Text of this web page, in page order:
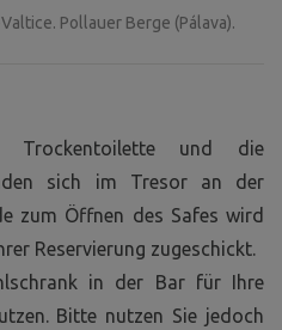
Pollauer Berge (Pálava).
und die
sich im Tresor an der
zum Öffnen des Safes wird
Reservierung zugeschickt.
in der Bar für Ihre
Bitte nutzen Sie jedoch